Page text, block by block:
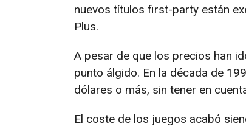
nuevos títulos first-party están
Plus.
A pesar de que los precios han
punto álgido. En la década de
dólares o más, sin tener en
El coste de los juegos acabó